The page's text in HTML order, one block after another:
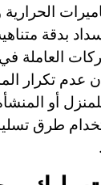
الحرارية
بدقة
العاملة
عدم تكرار
للمنزل أو
طرق